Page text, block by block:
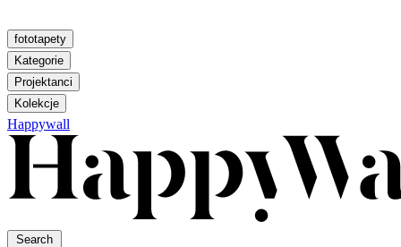
fototapety
Kategorie
Projektanci
Kolekcje
Happywall
Search